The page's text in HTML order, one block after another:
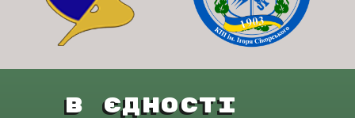
В Єдності